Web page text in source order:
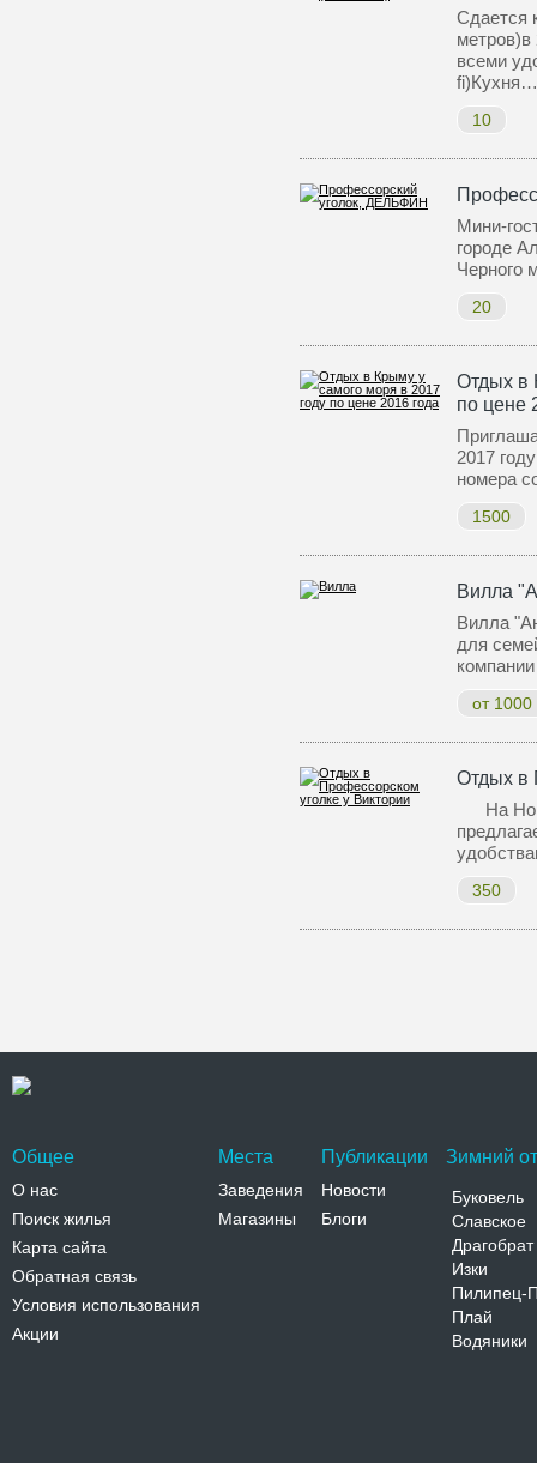
Сдается
метров)в
всеми
fi)Кухня…
10
Мини-
городе
Черного
20
Отдых в
по цене
2017
номера
1500
Вилла
Вилла
для
от
Отдых в
На
350
Общее
О нас
Поиск жилья
Карта сайта
Обратная связь
Условия использования
Акции
Места
Заведения
Магазины
Публикации
Новости
Блоги
Зимний
Буковель
Славское
Драгобрат
Изки
Пилипец-
Плай
Водяники